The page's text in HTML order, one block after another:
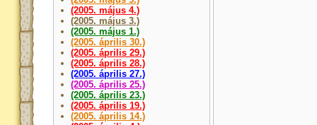
(2005. május 4.)
(2005. május 3.)
(2005. május 1.)
(2005. április 30.)
(2005. április 29.)
(2005. április 28.)
(2005. április 27.)
(2005. április 25.)
(2005. április 23.)
(2005. április 19.)
(2005. április 14.)